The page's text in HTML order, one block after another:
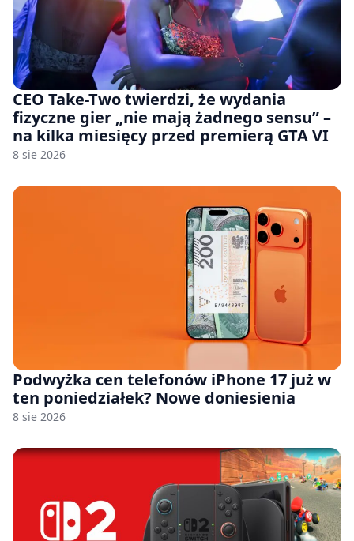
CEO Take-Two twierdzi, że wydania
fizyczne gier „nie mają żadnego sensu” –
na kilka miesięcy przed premierą GTA VI
8 sie 2026
Podwyżka cen telefonów iPhone 17 już w
ten poniedziałek? Nowe doniesienia
8 sie 2026